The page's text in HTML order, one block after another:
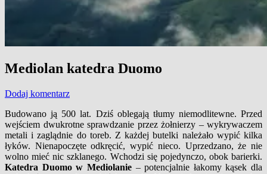
Mediolan katedra Duomo
Dodaj komentarz
Budowano ją 500 lat. Dziś oblegają tłumy niemodlitewne. Przed
wejściem dwukrotne sprawdzanie przez żołnierzy – wykrywaczem
metali i zaglądnie do toreb. Z każdej butelki należało wypić kilka
łyków. Nienapoczęte odkręcić, wypić nieco. Uprzedzano, że nie
wolno mieć nic szklanego. Wchodzi się pojedynczo, obok barierki.
Katedra Duomo w Mediolanie– potencjalnie łakomy kąsek dla